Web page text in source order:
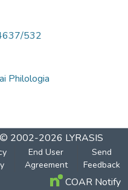
532
Philologia
© 2002-2026 LYRASIS
End User
Agreement
Send
Feedback
COAR Notify